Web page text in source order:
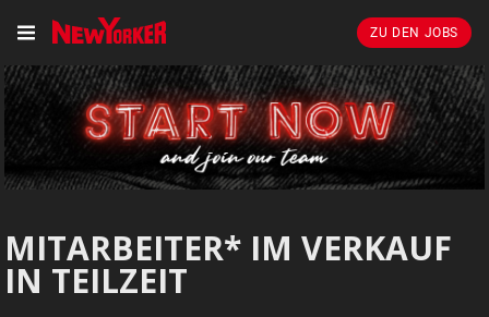
ZU DEN JOBS
MITARBEITER* IM VERKAUF
IN TEILZEIT